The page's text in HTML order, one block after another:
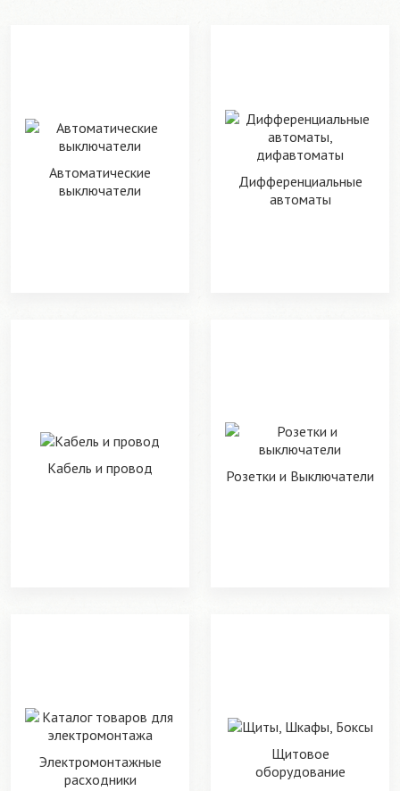
Автоматические
выключатели
Дифференциальные
автоматы
Кабель и провод Розетки и Выключатели
Электромонтажные
расходники
Щитовое
оборудование